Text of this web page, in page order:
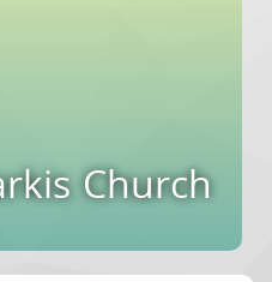
Church